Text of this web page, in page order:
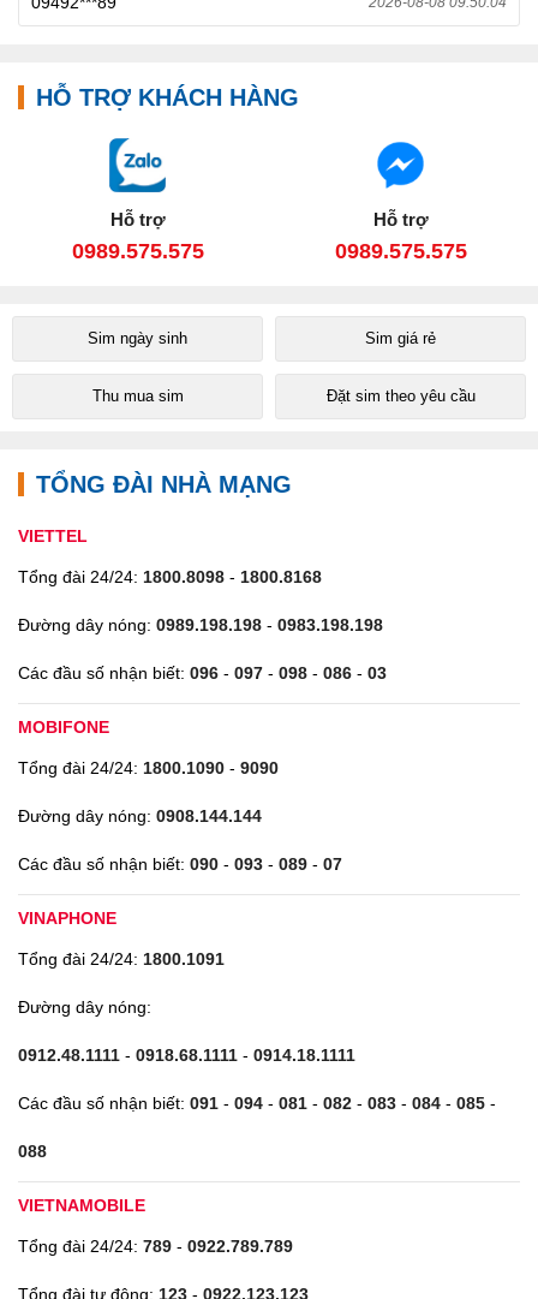
HỖ TRỢ KHÁCH HÀNG
Hỗ trợ
0989.575.575
Hỗ trợ
0989.575.575
Sim ngày sinh Sim giá rẻ
Thu mua sim Đặt sim theo yêu cầu
TỔNG ĐÀI NHÀ MẠNG
VIETTEL
Tổng đài 24/24: 1800.8098 - 1800.8168
Đường dây nóng: 0989.198.198 - 0983.198.198
Các đầu số nhận biết: 096 - 097 - 098 - 086 - 03
MOBIFONE
Tổng đài 24/24: 1800.1090 - 9090
Đường dây nóng: 0908.144.144
Các đầu số nhận biết: 090 - 093 - 089 - 07
VINAPHONE
Tổng đài 24/24: 1800.1091
Đường dây nóng:
0912.48.1111 - 0918.68.1111 - 0914.18.1111
Các đầu số nhận biết: 091 - 094 - 081 - 082 - 083 - 084 - 085 -
088
VIETNAMOBILE
Tổng đài 24/24: 789 - 0922.789.789
Tổng đài tự động: 123 - 0922.123.123